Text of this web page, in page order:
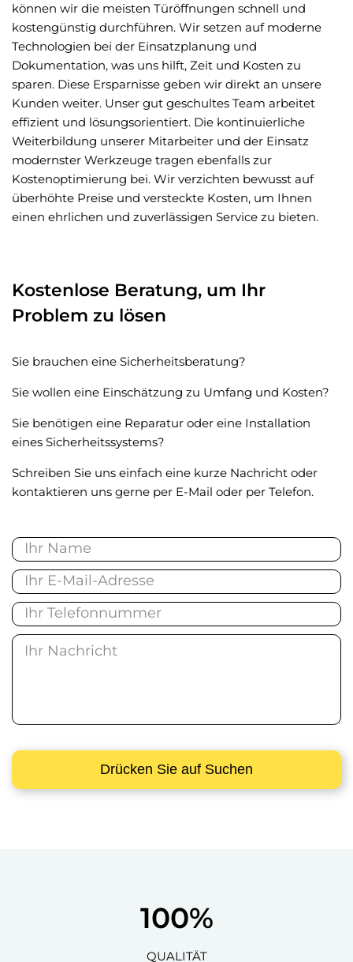
können wir die meisten Türöffnungen schnell und
kostengünstig durchführen. Wir setzen auf moderne
Technologien bei der Einsatzplanung und
Dokumentation, was uns hilft, Zeit und Kosten zu
sparen. Diese Ersparnisse geben wir direkt an unsere
Kunden weiter. Unser gut geschultes Team arbeitet
effizient und lösungsorientiert. Die kontinuierliche
Weiterbildung unserer Mitarbeiter und der Einsatz
modernster Werkzeuge tragen ebenfalls zur
Kostenoptimierung bei. Wir verzichten bewusst auf
überhöhte Preise und versteckte Kosten, um Ihnen
einen ehrlichen und zuverlässigen Service zu bieten.
Kostenlose Beratung, um Ihr
Problem zu lösen
Sie brauchen eine Sicherheitsberatung?
Sie wollen eine Einschätzung zu Umfang und Kosten?
Sie benötigen eine Reparatur oder eine Installation
eines Sicherheitssystems?
Schreiben Sie uns einfach eine kurze Nachricht oder
kontaktieren uns gerne per E-Mail oder per Telefon.
100%
QUALITÄT